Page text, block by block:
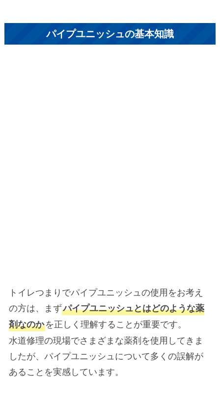
パイプユニッシュの基本知識
トイレつまりでパイプユニッシュの使用をお考え
の方は、まずパイプユニッシュとはどのような薬
剤なのかを正しく理解することが重要です。
水道修理の現場でさまざまな薬剤を使用してきま
したが、パイプユニッシュについて多くの誤解が
あることを実感しています。